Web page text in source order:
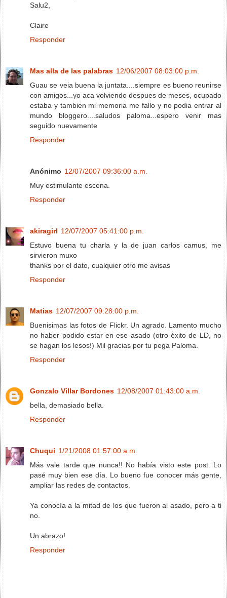
Salu2,
Claire
Responder
Mas alla de las palabras 12/06/2007 08:03:00 p.m.
Guau se veia buena la juntata....siempre es bueno reunirse
con amigos...yo aca volviendo despues de meses, ocupado
estaba y tambien mi memoria me fallo y no podia entrar al
mundo bloggero....saludos paloma...espero venir mas
seguido nuevamente
Responder
Anónimo 12/07/2007 09:36:00 a.m.
Muy estimulante escena.
Responder
akiragirl 12/07/2007 05:41:00 p.m.
Estuvo buena tu charla y la de juan carlos camus, me
sirvieron muxo
thanks por el dato, cualquier otro me avisas
Responder
Matias 12/07/2007 09:28:00 p.m.
Buenisimas las fotos de Flickr. Un agrado. Lamento mucho
no haber podido estar en ese asado (otro éxito de LD, no
se hagan los lesos!) Mil gracias por tu pega Paloma.
Responder
Gonzalo Villar Bordones 12/08/2007 01:43:00 a.m.
bella, demasiado bella.
Responder
Chuqui 1/21/2008 01:57:00 a.m.
Más vale tarde que nunca!! No había visto este post. Lo
pasé muy bien ese día. Lo bueno fue conocer más gente,
ampliar las redes de contactos.
Ya conocía a la mitad de los que fueron al asado, pero a ti
no.
Un abrazo!
Responder